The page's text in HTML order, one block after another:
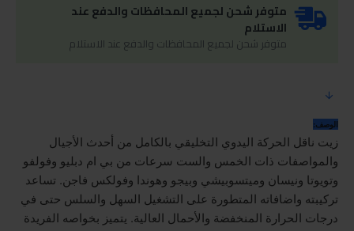
متوفر شحن لجميع المحافظات والدفع عند
الاستلام
متوفر شحن لجميع المحافظات والدفع عند الاستلام
الوصف:
زيت ناقل الحركة اليدوي التخليقي بالكامل من أحدث الأجيال
والمواصفات ذات الخمس والست سرعات من بي ام دبليو وفولفو
وتويوتا ونيسان وميتسوبيشي وبيجو وهوندا وفولكس فاجن. تساعد
تركيبته واضافاته المتطورة على التشغيل السهل والسلس حتى في
درجات الحرارة المنخفضة والأحمال العالية. يتميز بخواصه الفريدة